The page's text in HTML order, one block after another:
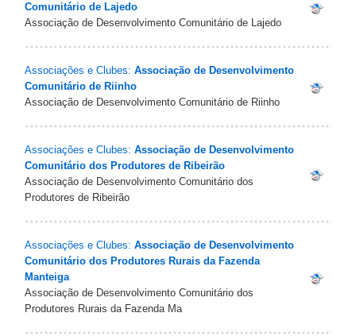
Comunitário de Lajedo
Associação de Desenvolvimento Comunitário de Lajedo
Associações e Clubes: Associação de Desenvolvimento
Comunitário de Riinho
Associação de Desenvolvimento Comunitário de Riinho
Associações e Clubes: Associação de Desenvolvimento
Comunitário dos Produtores de Ribeirão
Associação de Desenvolvimento Comunitário dos
Produtores de Ribeirão
Associações e Clubes: Associação de Desenvolvimento
Comunitário dos Produtores Rurais da Fazenda
Manteiga
Associação de Desenvolvimento Comunitário dos
Produtores Rurais da Fazenda Ma